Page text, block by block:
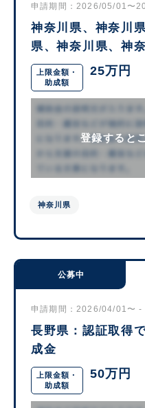
申請期間：2026/05/01〜
神奈川県、神奈川
県、神奈川県、神
上限金額・
助成額
25万円
登録すると
神奈川県
公募中
申請期間：2026/04/01〜 -
長野県：認証取得
成金
上限金額・
助成額
50万円